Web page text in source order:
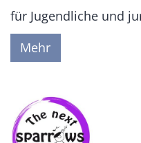
für Jugendliche und
Mehr